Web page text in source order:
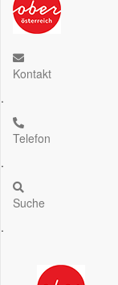
Kontakt
.
Telefon
.
Suche
.